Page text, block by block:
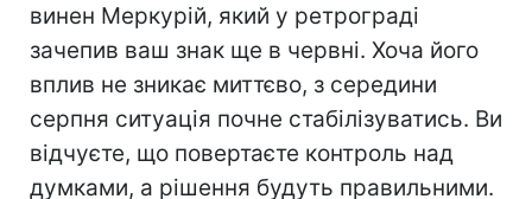
винен Меркурій, який у ретрограді
зачепив ваш знак ще в червні. Хоча його
вплив не зникає миттєво, з середини
серпня ситуація почне стабілізуватись. Ви
відчуєте, що повертаєте контроль над
думками, а рішення будуть правильними.